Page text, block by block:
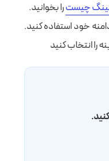
چیسترا بخوانید.
خود استفاده کنید.
را انتخاب کنید